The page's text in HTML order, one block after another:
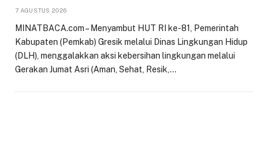
7 AGUSTUS 2026
MINATBACA.com – Menyambut HUT RI ke-81, Pemerintah
Kabupaten (Pemkab) Gresik melalui Dinas Lingkungan Hidup
(DLH), menggalakkan aksi kebersihan lingkungan melalui
Gerakan Jumat Asri (Aman, Sehat, Resik,…